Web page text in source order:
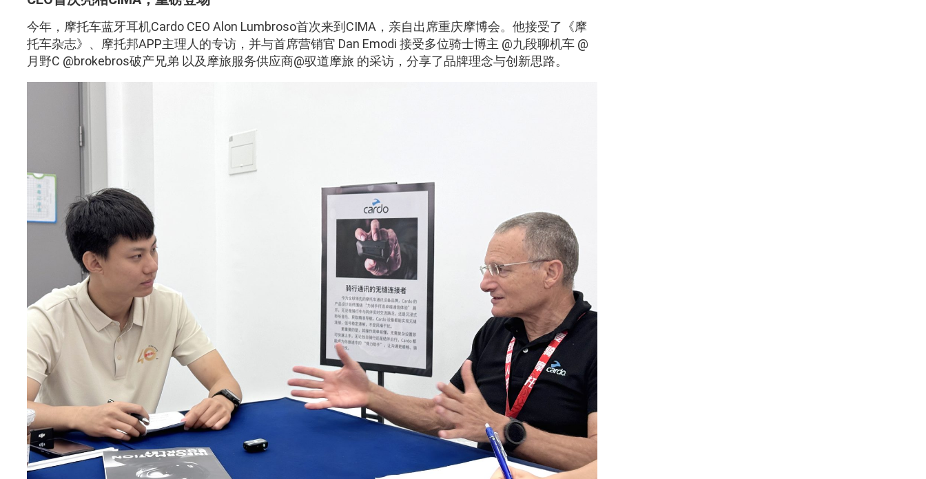
今年，摩托车蓝牙耳机Cardo CEO Alon Lumbroso首次来到CIMA，亲自出席重庆摩博会。他接受了《摩
托车杂志》、摩托邦APP主理人的专访，并与首席营销官 Dan Emodi 接受多位骑士博主 @九段聊机车 @
月野C @brokebros破产兄弟 以及摩旅服务供应商@驭道摩旅 的采访，分享了品牌理念与创新思路。